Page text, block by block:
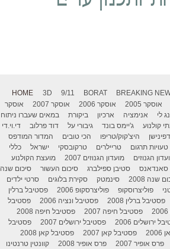
HOME 3D 9/11 BORAT BREAKING
אוסקר 2005 אוסקר 2006 אוסקר 2007
אוסקר
לי אנימציה ארכיון ביקורת
במאים שעברו ניתוח
קולנוע ג'יימס בונד גיבורי על דוד פרלוב
די.וי.די
היצ'קוק/טריפו הכי טובים
המדור המודפס
טעויות תרגום טריילרים טרקובסקי ישראל
כללי
הגנוזים מועדון הגנוזים 2007
מועצת הקולנוע
סאנדאנס סטיבן ספילברג סיכום העשור
סיכום שנה
שנה 2008 סינמטק סקירת בלוגים
סרטי ילדים
פוליצרוסקופ פוליצרסקופ 2006
פסטיבל ברלין
פסטיבל ברלין 2008 פסטיבל ונציה 2006
פסטיבל
פסטיבל חיפה 2007
פסטיבל חיפה 2008
ירושלים 2006 פסטיבל ירושלים 2007
פסטיבל
פסטיבל קאן 2007
פסטיבל קאן 2008
פרס אופיר 2007 פרס אופיר 2008 קוונטין טרנטינו